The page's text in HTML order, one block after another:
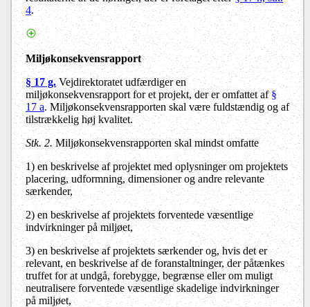
4.
Miljøkonsekvensrapport
§ 17 g.Vejdirektoratet udfærdiger en
miljøkonsekvensrapport for et projekt, der er omfattet af§
17 a. Miljøkonsekvensrapporten skal være fuldstændig og af
tilstrækkelig høj kvalitet.
Stk. 2. Miljøkonsekvensrapporten skal mindst omfatte
1) en beskrivelse af projektet med oplysninger om projektets
placering, udformning, dimensioner og andre relevante
særkender,
2) en beskrivelse af projektets forventede væsentlige
indvirkninger på miljøet,
3) en beskrivelse af projektets særkender og, hvis det er
relevant, en beskrivelse af de foranstaltninger, der påtænkes
truffet for at undgå, forebygge, begrænse eller om muligt
neutralisere forventede væsentlige skadelige indvirkninger
på miljøet,